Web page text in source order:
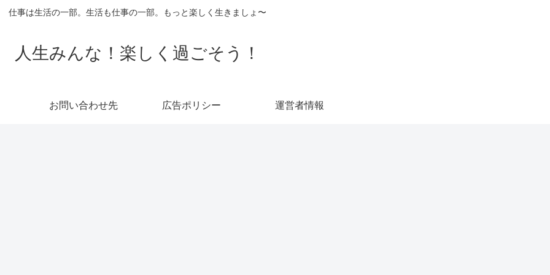
仕事は生活の一部。生活も仕事の一部。もっと楽しく生きましょ〜
人生みんな！楽しく過ごそう！
お問い合わせ先 広告ポリシー 運営者情報